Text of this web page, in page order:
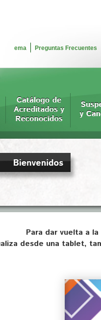
ema Preguntas Frecuentes
Para dar vuelta a
desde una tablet,